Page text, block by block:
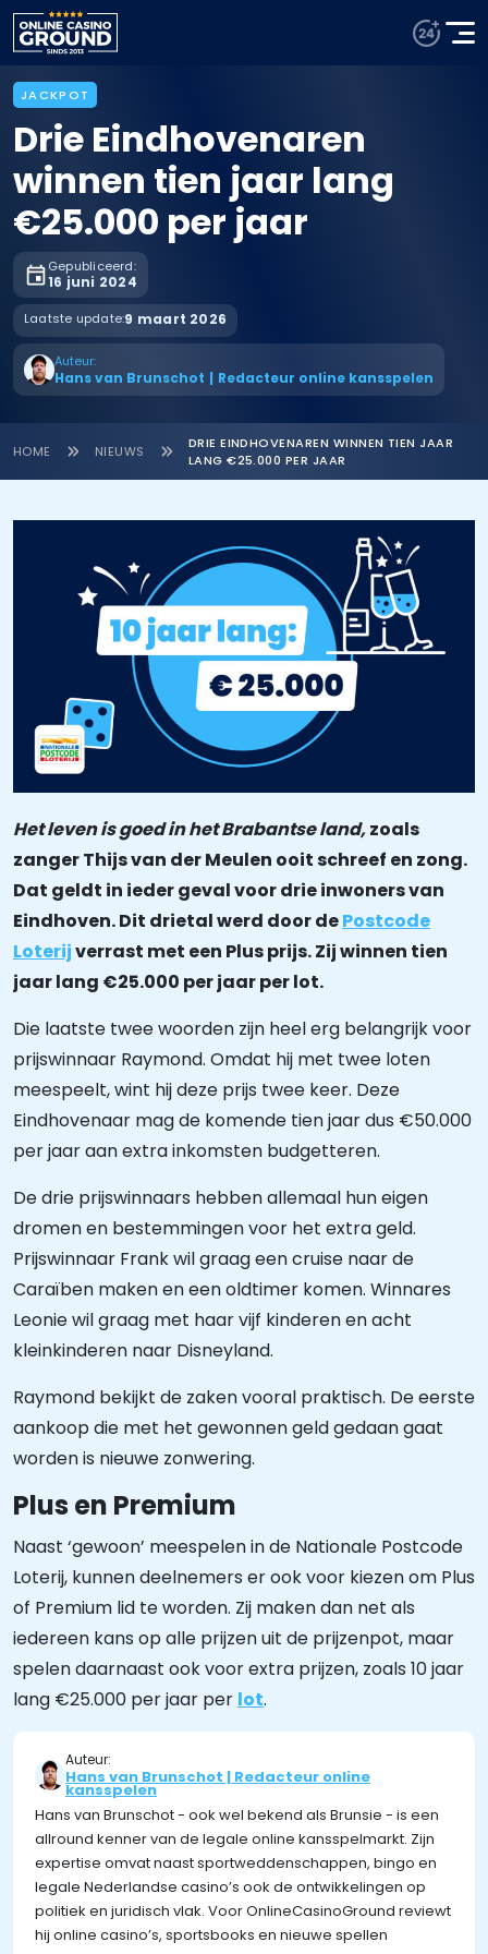
JACKPOT
Drie Eindhovenaren
winnen tien jaar lang
€25.000 per jaar
Gepubliceerd:
16 juni 2024
Laatste update:9 maart 2026
Auteur:
Hans van Brunschot | Redacteur online kansspelen
HOME NIEUWS
DRIE EINDHOVENAREN WINNEN TIEN JAAR
LANG €25.000 PER JAAR
Het leven is goed in het Brabantse land,zoals
zanger Thijs van der Meulen ooit schreef en zong.
Dat geldt in ieder geval voor drie inwoners van
Eindhoven. Dit drietal werd door dePostcode
Loterijverrast met een Plus prijs. Zij winnen tien
jaar lang €25.000 per jaar per lot.
Die laatste twee woorden zijn heel erg belangrijk voor
prijswinnaar Raymond. Omdat hij met twee loten
meespeelt, wint hij deze prijs twee keer. Deze
Eindhovenaar mag de komende tien jaar dus €50.000
per jaar aan extra inkomsten budgetteren.
De drie prijswinnaars hebben allemaal hun eigen
dromen en bestemmingen voor het extra geld.
Prijswinnaar Frank wil graag een cruise naar de
Caraïben maken en een oldtimer komen. Winnares
Leonie wil graag met haar vijf kinderen en acht
kleinkinderen naar Disneyland.
Raymond bekijkt de zaken vooral praktisch. De eerste
aankoop die met het gewonnen geld gedaan gaat
worden is nieuwe zonwering.
Plus en Premium
Naast ‘gewoon’ meespelen in de Nationale Postcode
Loterij, kunnen deelnemers er ook voor kiezen om Plus
of Premium lid te worden. Zij maken dan net als
iedereen kans op alle prijzen uit de prijzenpot, maar
spelen daarnaast ook voor extra prijzen, zoals 10 jaar
lang €25.000 per jaar per lot.
Auteur:
Hans van Brunschot | Redacteur online
kansspelen
Hans van Brunschot - ook wel bekend als Brunsie - is een
allround kenner van de legale online kansspelmarkt. Zijn
expertise omvat naast sportweddenschappen, bingo en
legale Nederlandse casino’s ook de ontwikkelingen op
politiek en juridisch vlak. Voor OnlineCasinoGround reviewt
hij online casino’s, sportsbooks en nieuwe spellen